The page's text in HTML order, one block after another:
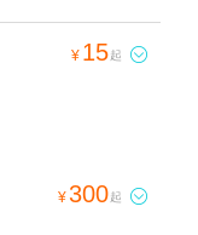
¥ 15起 
¥300起 